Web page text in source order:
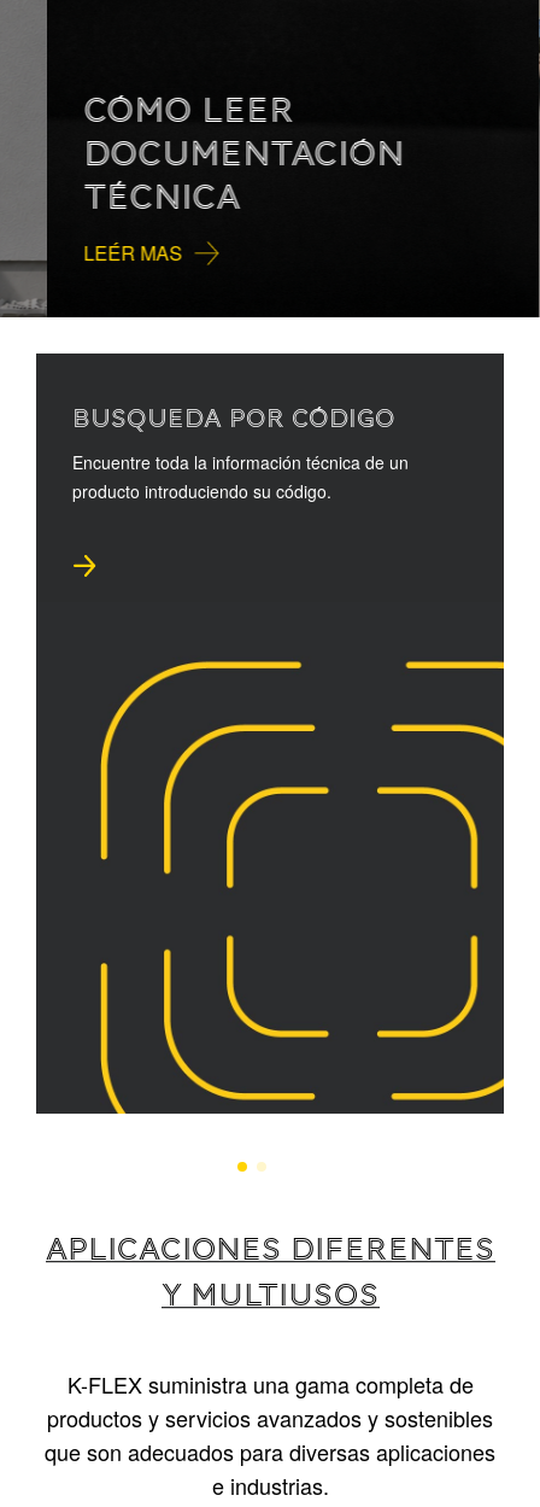
CÓMO LEER
DOCUMENTACIÓN
TÉCNICA
LEÉR MAS
BUSQUEDA POR CÓDIGO
Encuentre toda la información técnica de un
producto introduciendo su código.
APLICACIONES DIFERENTES
Y MULTIUSOS
K-FLEX suministra una gama completa de
productos y servicios avanzados y sostenibles
que son adecuados para diversas aplicaciones
e industrias.